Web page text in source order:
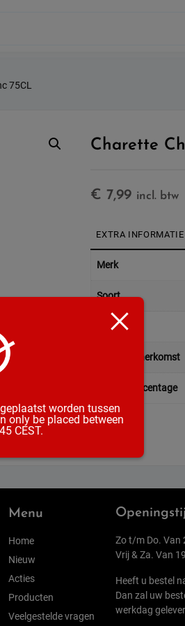
75CL
Charette
€ 7,99 incl. btw
EXTRA INFORMATIE
Merk
Soort
Inhoud
Land van herkomst
Alcoholpercentage
Menu
Home
Nieuw
Acties
Producten
Veelgestelde vragen
Zo t/m Do. Van
Vrij & Za. Van
Heeft u bestel
Dan zal uw
werkdag
worden tussen
only be placed between
CEST.